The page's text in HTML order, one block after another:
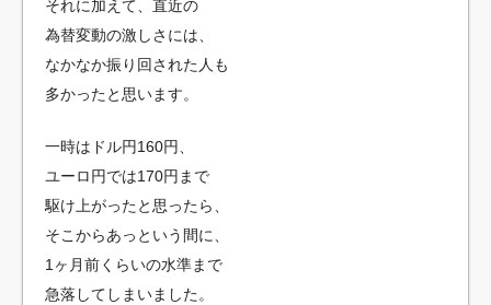
それに加えて、直近の
為替変動の激しさには、
なかなか振り回された人も
多かったと思います。
一時はドル円160円、
ユーロ円では170円まで
駆け上がったと思ったら、
そこからあっという間に、
1ヶ月前くらいの水準まで
急落してしまいました。